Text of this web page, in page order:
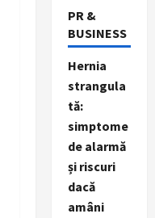
PR &
BUSINESS
Hernia
strangula
tă:
simptome
de alarmă
și riscuri
dacă
amâni